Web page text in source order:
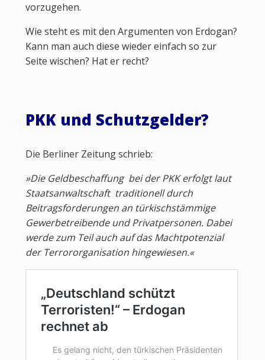
vorzugehen.
Wie steht es mit den Argumenten von Erdogan?
Kann man auch diese wieder einfach so zur
Seite wischen? Hat er recht?
PKK und Schutzgelder?
Die Berliner Zeitung schrieb:
»Die Geldbeschaffung bei der PKK erfolgt laut
Staatsanwaltschaft traditionell durch
Beitragsforderungen an türkischstämmige
Gewerbetreibende und Privatpersonen. Dabei
werde zum Teil auch auf das Machtpotenzial
der Terrororganisation hingewiesen.«